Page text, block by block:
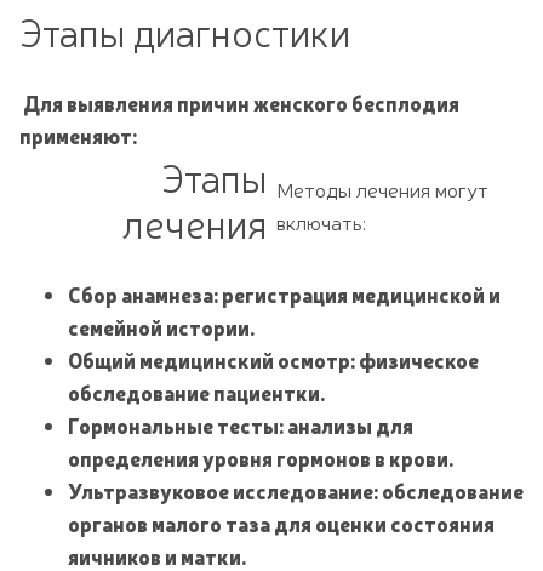
Этапы диагностики
Для выявления причин женского бесплодия
применяют:
Этапы
лечения
Методы лечения могут
включать:
Сбор анамнеза: регистрация медицинской и
семейной истории.
Общий медицинский осмотр: физическое
обследование пациентки.
Гормональные тесты: анализы для
определения уровня гормонов в крови.
Ультразвуковое исследование: обследование
органов малого таза для оценки состояния
яичников и матки.